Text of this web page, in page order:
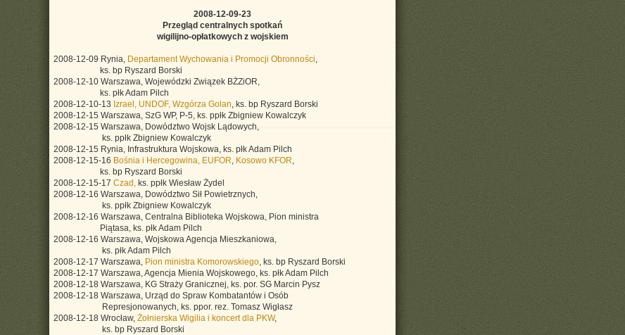
2008-12-09-23
Przegląd centralnych spotkań
wigilijno-opłatkowych z wojskiem
2008-12-09 Rynia, Departament Wychowania i Promocji Obronności,
ks. bp Ryszard Borski
2008-12-10 Warszawa, Wojewódzki Związek BŻZiOR,
ks. płk Adam Pilch
2008-12-10-13 Izrael, UNDOF, Wzgórza Golan, ks. bp Ryszard Borski
2008-12-15 Warszawa, SzG WP, P-5, ks. ppłk Zbigniew Kowalczyk
2008-12-15 Warszawa, Dowództwo Wojsk Lądowych,
ks. ppłk Zbigniew Kowalczyk
2008-12-15 Rynia, Infrastruktura Wojskowa, ks. płk Adam Pilch
2008-12-15-16 Bośnia i Hercegowina, EUFOR, Kosowo KFOR,
ks. bp Ryszard Borski
2008-12-15-17 Czad, ks. ppłk Wiesław Żydel
2008-12-16 Warszawa, Dowództwo Sił Powietrznych,
ks. ppłk Zbigniew Kowalczyk
2008-12-16 Warszawa, Centralna Biblioteka Wojskowa, Pion ministra
Piątasa, ks. płk Adam Pilch
2008-12-16 Warszawa, Wojskowa Agencja Mieszkaniowa,
ks. płk Adam Pilch
2008-12-17 Warszawa, Pion ministra Komorowskiego, ks. bp Ryszard Borski
2008-12-17 Warszawa, Agencja Mienia Wojskowego, ks. płk Adam Pilch
2008-12-18 Warszawa, KG Straży Granicznej, ks. por. SG Marcin Pysz
2008-12-18 Warszawa, Urząd do Spraw Kombatantów i Osób
Represjonowanych, ks. ppor. rez. Tomasz Wigłasz
2008-12-18 Wrocław, Żołnierska Wigilia i koncert dla PKW,
ks. bp Ryszard Borski